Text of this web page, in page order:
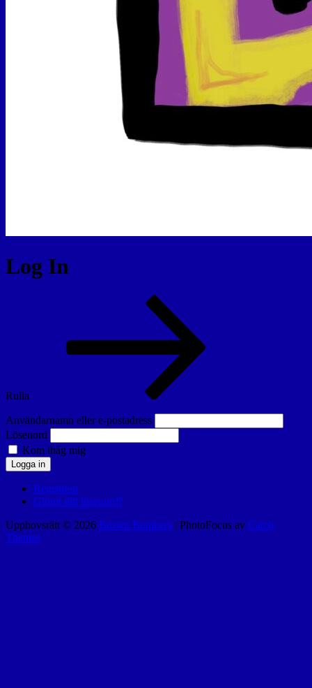
Log In
Rulla
Användarnamn eller e-postadress
Lösenord
Kom ihåg mig
Logga in
Registrera
Glömt ditt lösenord?
Upphovsrätt © 2026 Brown Bombers | PhotoFocus av Catch
Themes